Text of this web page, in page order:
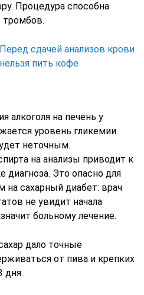
Процедура способна
тромбов.
Перед сдачей анализов крови
нельзя пить кофе
алкоголя на печень у
уровень гликемии.
неточным.
на анализы приводит к
диагноза. Это опасно для
на сахарный диабет: врач
не увидит начала
больному лечение.
дало точные
от пива и крепких
дня.